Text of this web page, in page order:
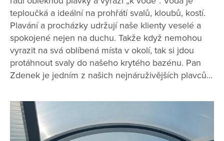
teploučká a ideální na prohřátí svalů, kloubů, kostí.
Plavání a procházky udržují naše klienty veselé a
spokojené nejen na duchu. Takže když nemohou
vyrazit na svá oblíbená místa v okolí, tak si jdou
protáhnout svaly do našeho krytého bazénu. Pan
Zdenek je jedním z našich nejnáruživějších plavců…